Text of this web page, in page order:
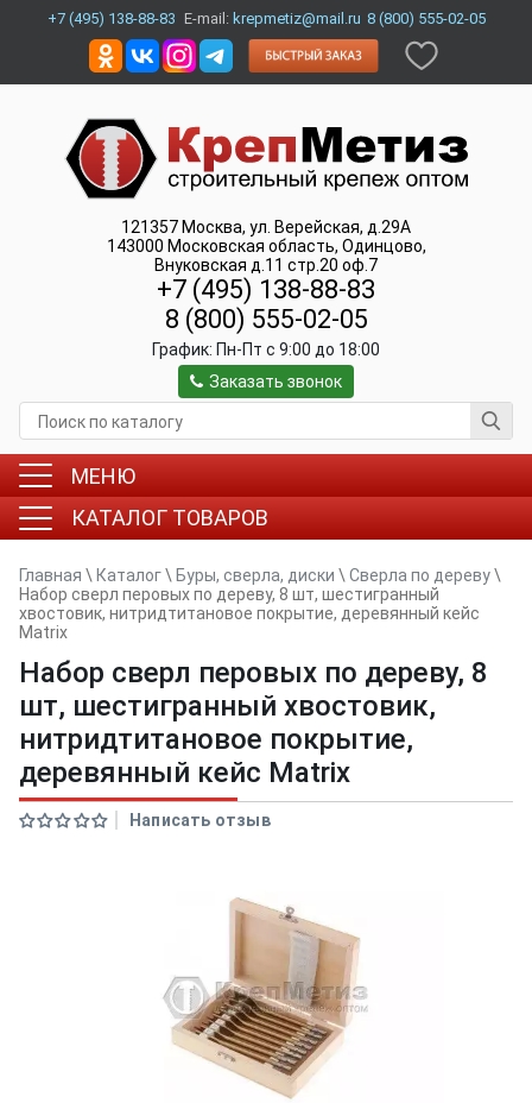
+7 (495) 138-88-83 E-mail: krepmetiz@mail.ru 8 (800) 555-02-05
121357 Москва, ул. Верейская, д.29А
143000 Московская область, Одинцово,
Внуковская д.11 стр.20 оф.7
+7 (495) 138-88-83
8 (800) 555-02-05
График: Пн-Пт c 9:00 до 18:00
Заказать звонок
МЕНЮ
КАТАЛОГ ТОВАРОВ
Главная \ Каталог\ Буры, сверла, диски \ Сверла по дереву\
Набор сверл перовых по дереву, 8 шт, шестигранный
хвостовик, нитридтитановое покрытие, деревянный кейс
Matrix
Набор сверл перовых по дереву, 8
шт, шестигранный хвостовик,
нитридтитановое покрытие,
деревянный кейс Matrix
Написать отзыв